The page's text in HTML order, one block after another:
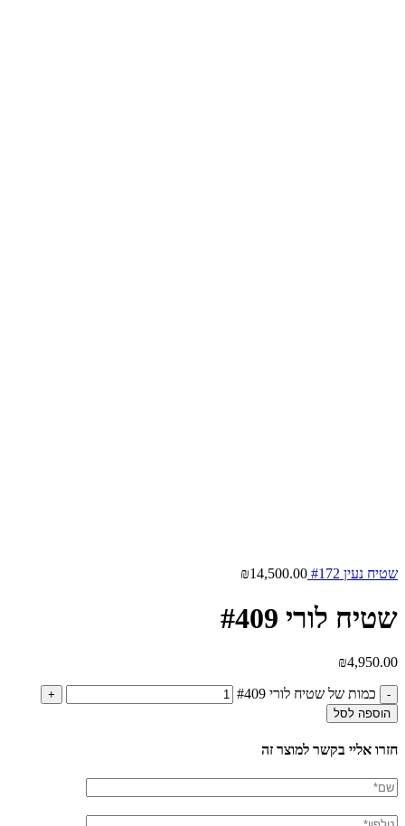
שטיח נעין #172 ₪14,500.00
שטיח לורי #409
₪4,950.00
כמות של שטיח לורי #409
הוספה לסל
חזרו אליי בקשר למוצר זה